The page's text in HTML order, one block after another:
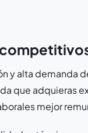
y alta demanda
que adquieras
mejor